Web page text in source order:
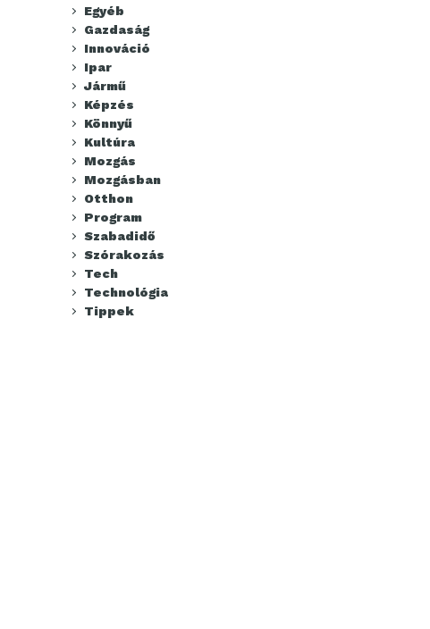
Egyéb
Gazdaság
Innováció
Ipar
Jármű
Képzés
Könnyű
Kultúra
Mozgás
Mozgásban
Otthon
Program
Szabadidő
Szórakozás
Tech
Technológia
Tippek